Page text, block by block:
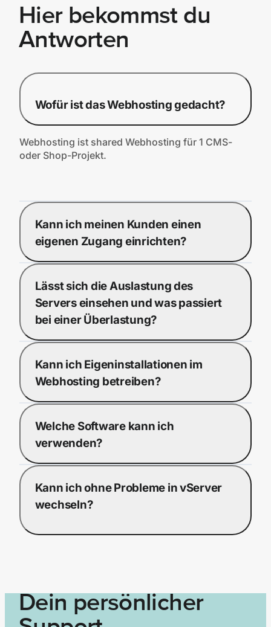
Hier bekommst du
Antworten
Wofür ist das Webhosting gedacht?
Webhosting ist shared Webhosting für 1 CMS-
oder Shop-Projekt.
Kann ich meinen Kunden einen
eigenen Zugang einrichten?
Lässt sich die Auslastung des
Servers einsehen und was passiert
bei einer Überlastung?
Kann ich Eigeninstallationen im
Webhosting betreiben?
Welche Software kann ich
verwenden?
Kann ich ohne Probleme in vServer
wechseln?
Dein persönlicher